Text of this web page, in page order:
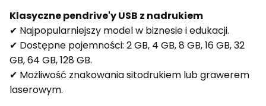
Klasyczne pendrive'y USB z nadrukiem
✔ Najpopularniejszy model w biznesie i edukacji.
✔ Dostępne pojemności: 2 GB, 4 GB, 8 GB, 16 GB, 32
GB, 64 GB, 128 GB.
✔ Możliwość znakowania sitodrukiem lub grawerem
laserowym.